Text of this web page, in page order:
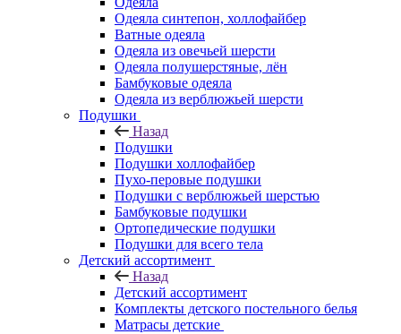
Одеяла синтепон, холлофайбер
Ватные одеяла
Одеяла из овечьей шерсти
Одеяла полушерстяные, лён
Бамбуковые одеяла
Одеяла из верблюжьей шерсти
Подушки
Назад
Подушки
Подушки холлофайбер
Пухо-перовые подушки
Подушки с верблюжьей шерстью
Бамбуковые подушки
Ортопедические подушки
Подушки для всего тела
Детский ассортимент
Назад
Детский ассортимент
Комплекты детского постельного белья
Матрасы детские